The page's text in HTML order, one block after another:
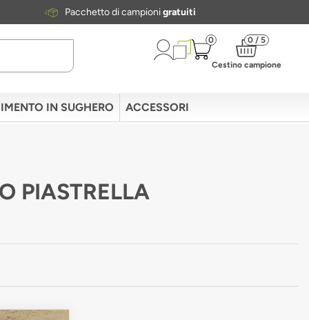
Pacchetto di campionigratuiti
0 0 / 5
Cestino campione
IN SUGHERO ACCESSORI
PIASTRELLA